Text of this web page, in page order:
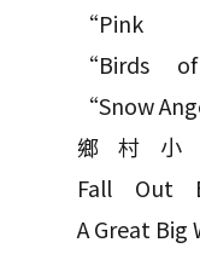
“Birds
“Snow
鄉村小
Fall Out
A Great Big